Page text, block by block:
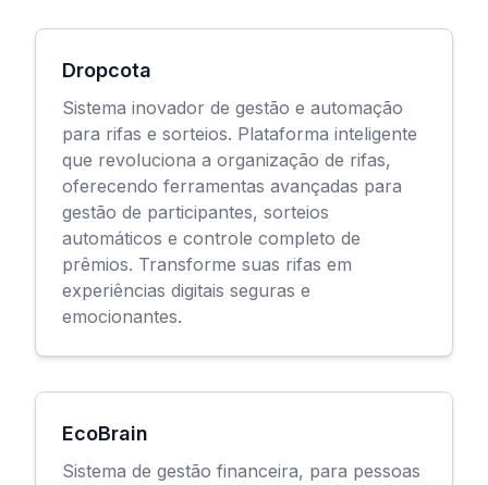
Dropcota
Sistema inovador de gestão e automação
para rifas e sorteios. Plataforma inteligente
que revoluciona a organização de rifas,
oferecendo ferramentas avançadas para
gestão de participantes, sorteios
automáticos e controle completo de
prêmios. Transforme suas rifas em
experiências digitais seguras e
emocionantes.
EcoBrain
Sistema de gestão financeira, para pessoas